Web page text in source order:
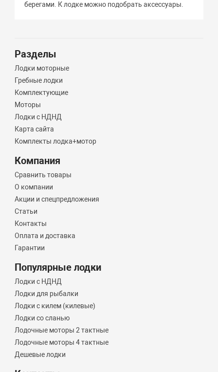
берегами. К лодке можно подобрать аксессуары.
Разделы
Лодки моторные
Гребные лодки
Комплектующие
Моторы
Лодки с НДНД
Карта сайта
Комплекты лодка+мотор
Компания
Сравнить товары
О компании
Акции и спецпредложения
Статьи
Контакты
Оплата и доставка
Гарантии
Популярные лодки
Лодки с НДНД
Лодки для рыбалки
Лодки с килем (килевые)
Лодки со сланью
Лодочные моторы 2 тактные
Лодочные моторы 4 тактные
Дешевые лодки